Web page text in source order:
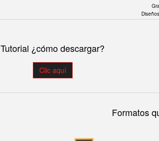
Tutorial ¿cómo descargar?
Clic aquí
Formatos